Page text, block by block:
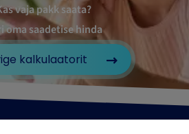
vaja pakk saata?
oma saadetise hinda
kalkulaatorit